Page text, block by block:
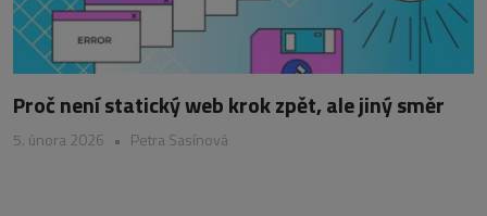
Proč není statický web krok zpět, ale jiný směr
5. února 2026 • Petra Sasínová